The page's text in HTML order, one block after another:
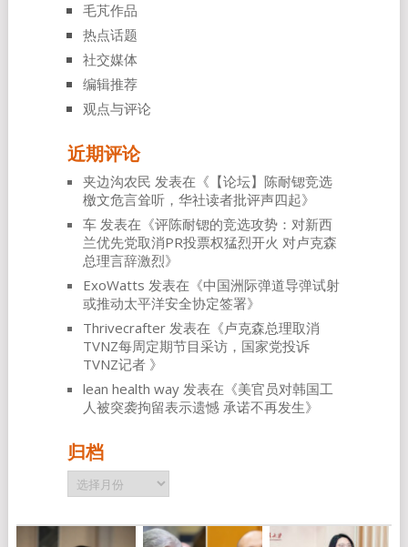
毛芃作品
热点话题
社交媒体
编辑推荐
观点与评论
近期评论
夹边沟农民 发表在《 【论坛】陈耐锶竞选
檄文危言耸听，华社读者批评声四起》
车发表在《评陈耐锶的竞选攻势：对新西
兰优先党取消PR投票权猛烈开火 对卢克森
总理言辞激烈》
ExoWatts 发表在《中国洲际弹道导弹试射
或推动太平洋安全协定签署》
Thrivecrafter发表在《卢克森总理取消
TVNZ每周定期节目采访，国家党投诉
TVNZ记者 》
lean health way发表在《美官员对韩国工
人被突袭拘留表示遗憾 承诺不再发生》
归档
归
档